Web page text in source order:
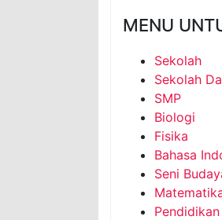
MENU
Sekolah
Sekolah
SMP
Biologi
Fisika
Bahasa
Seni